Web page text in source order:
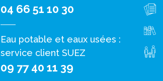
04 66 51 10 30
Eau potable et eaux usées :
service client SUEZ
09 77 40 11 39